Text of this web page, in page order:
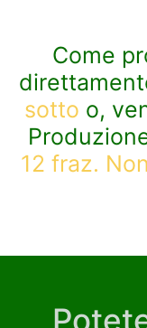
Come
sotto o,
12 fraz.